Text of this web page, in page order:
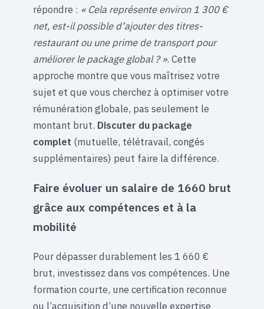
répondre : « Cela représente environ 1 300 €
net, est-il possible d’ajouter des titres-
restaurant ou une prime de transport pour
améliorer le package global ? ». Cette
approche montre que vous maîtrisez votre
sujet et que vous cherchez à optimiser votre
rémunération globale, pas seulement le
montant brut. Discuter du package
complet (mutuelle, télétravail, congés
supplémentaires) peut faire la différence.
Faire évoluer un salaire de 1660 brut
grâce aux compétences et à la
mobilité
Pour dépasser durablement les 1 660 €
brut, investissez dans vos compétences. Une
formation courte, une certification reconnue
ou l’acquisition d’une nouvelle expertise